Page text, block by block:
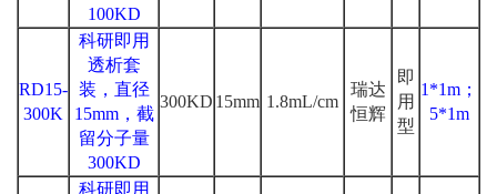
100KD
RD15-
300K
科研即用
透析套
装，直径
15mm，截
留分子量
300KD
300KD 15mm 1.8mL/cm
瑞达
恒辉
即
用
型
1*1m；
5*1m
科研即用